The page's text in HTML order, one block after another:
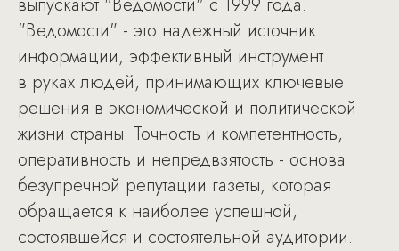
"Ведомости" - это надежный источник
информации, эффективный инструмент
в руках людей, принимающих ключевые
решения в экономической и политической
жизни страны. Точность и компетентность,
оперативность и непредвзятость - основа
безупречной репутации газеты, которая
обращается к наиболее успешной,
состоявшейся и состоятельной аудитории.